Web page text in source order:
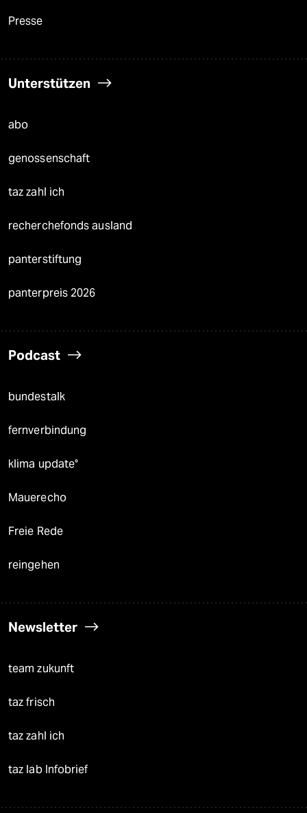
Presse
Unterstützen
abo
genossenschaft
taz zahl ich
recherchefonds ausland
panterstiftung
panterpreis 2026
Podcast
bundestalk
fernverbindung
klima update°
Mauerecho
Freie Rede
reingehen
Newsletter
team zukunft
taz frisch
taz zahl ich
taz lab Infobrief